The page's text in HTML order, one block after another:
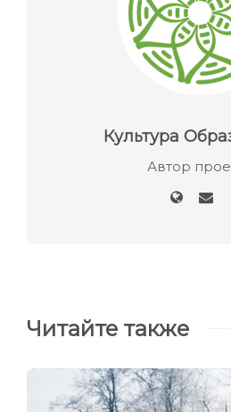
Культура
Автор
Читайте также